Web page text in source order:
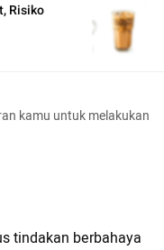
Risiko
kamu untuk melakukan
tindakan berbahaya